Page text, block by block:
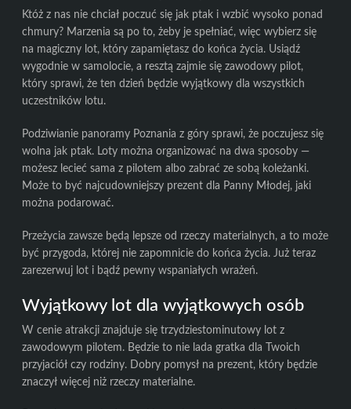
Któż z nas nie chciał poczuć się jak ptak i wzbić wysoko ponad
chmury? Marzenia są po to, żeby je spełniać, więc wybierz się
na magiczny lot, który zapamiętasz do końca życia. Usiądź
wygodnie w samolocie, a resztą zajmie się zawodowy pilot,
który sprawi, że ten dzień będzie wyjątkowy dla wszystkich
uczestników lotu.
Podziwianie panoramy Poznania z góry sprawi, że poczujesz się
wolna jak ptak. Loty można organizować na dwa sposoby —
możesz lecieć sama z pilotem albo zabrać ze sobą koleżanki.
Może to być najcudowniejszy prezent dla Panny Młodej, jaki
można podarować.
Przeżycia zawsze będą lepsze od rzeczy materialnych, a to może
być przygoda, której nie zapomnicie do końca życia. Już teraz
zarezerwuj lot i bądź pewny wspaniałych wrażeń.
Wyjątkowy lot dla wyjątkowych osób
W cenie atrakcji znajduje się trzydziestominutowy lot z
zawodowym pilotem. Będzie to nie lada gratka dla Twoich
przyjaciół czy rodziny. Dobry pomysł na prezent, który będzie
znaczył więcej niż rzeczy materialne.